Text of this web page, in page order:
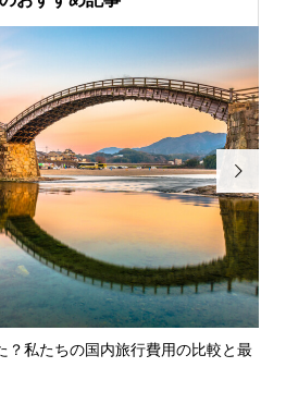
？私たちの国内旅行費用の比較と最
